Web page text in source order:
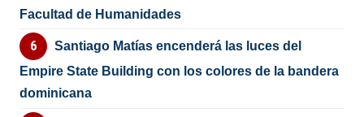
Facultad de Humanidades
Santiago Matías encenderá las luces del
Empire State Building con los colores de la bandera
dominicana